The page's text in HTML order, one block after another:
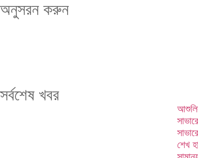
অনুসরন করুন
সর্বশেষ খবর
শেখ